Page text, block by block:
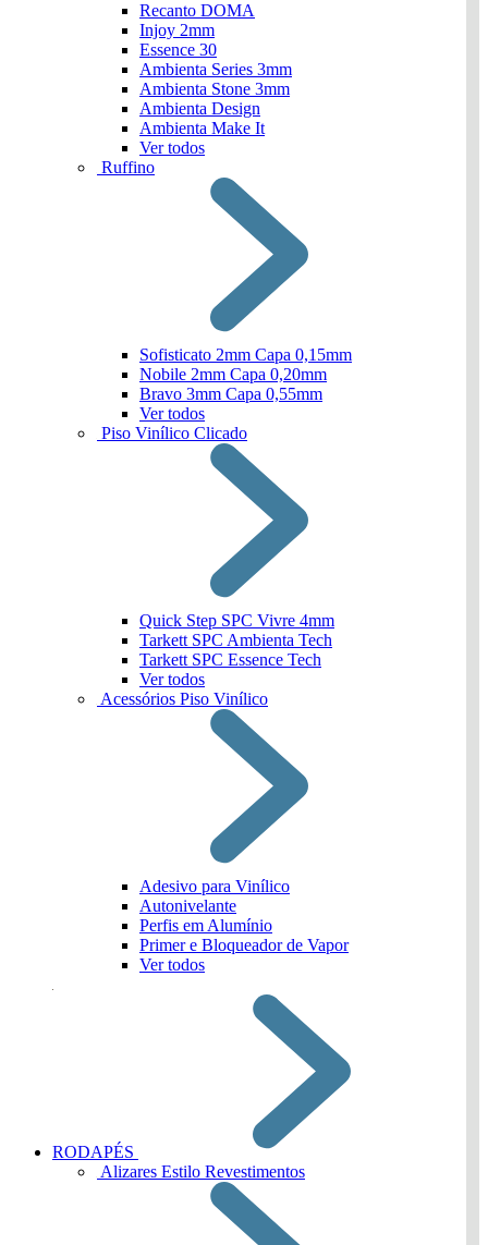
Recanto DOMA
Injoy 2mm
Essence 30
Ambienta Series 3mm
Ambienta Stone 3mm
Ambienta Design
Ambienta Make It
Ver todos
Ruffino
Sofisticato 2mm Capa 0,15mm
Nobile 2mm Capa 0,20mm
Bravo 3mm Capa 0,55mm
Ver todos
Piso Vinílico Clicado
Quick Step SPC Vivre 4mm
Tarkett SPC Ambienta Tech
Tarkett SPC Essence Tech
Ver todos
Acessórios Piso Vinílico
Adesivo para Vinílico
Autonivelante
Perfis em Alumínio
Primer e Bloqueador de Vapor
Ver todos
RODAPÉS
Alizares Estilo Revestimentos